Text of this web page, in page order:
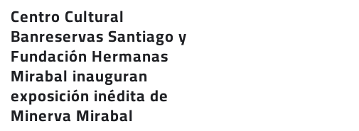
Centro Cultural
Banreservas Santiago y
Fundación Hermanas
Mirabal inauguran
exposición inédita de
Minerva Mirabal